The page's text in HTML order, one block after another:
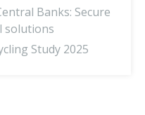
Banks: Secure
solutions
Study 2025